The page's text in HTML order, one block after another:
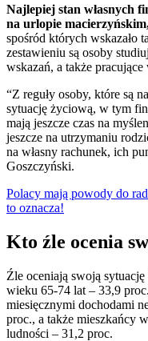
Najlepiej stan własnych
na urlopie
spośród których wskazało
zestawieniu są osoby
wskazań, a także
“Z reguły osoby, które są
sytuację życiową, w tym
mają jeszcze czas na
jeszcze na utrzymaniu
na własny rachunek, ich
Goszczyński.
Polacy mają powody do
to oznacza!
Kto źle ocenia
Źle oceniają swoją
wieku 65-74 lat – 33,9
miesięcznymi dochodami
proc., a także mieszkańcy
ludności – 31,2 proc.